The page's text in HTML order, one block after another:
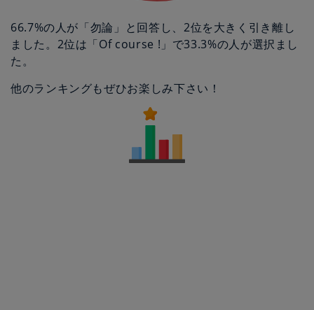
66.7%の人が「勿論」と回答し、2位を大きく引き離し
ました。2位は「Of course !」で33.3%の人が選択まし
た。
他のランキングもぜひお楽しみ下さい！